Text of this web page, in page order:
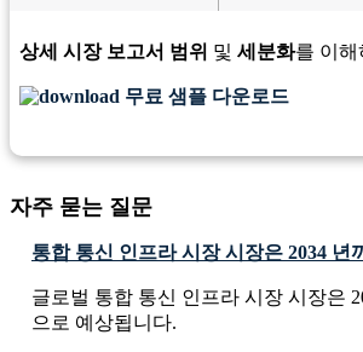
상세 시장 보고서 범위 및 세분화를 이해
무료 샘플 다운로드
자주 묻는 질문
통합 통신 인프라 시장 시장은 2034
글로벌 통합 통신 인프라 시장 시장은
으로 예상됩니다.